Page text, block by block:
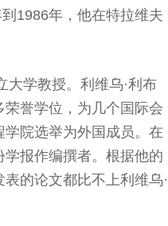
1986年，他在特拉维夫
大学教授。利维乌·利布
誉学位，为几个国际会
院选举为外国成员。在
报作编撰者。根据他的
的论文都比不上利维乌·